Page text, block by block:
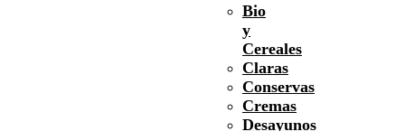
Bio
y
Cereales
Claras
Conservas
Cremas
Desayunos